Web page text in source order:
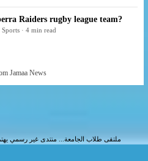
Raiders rugby league team?
Sports · 4 min read
Jamaa News
ملتقى طلاب الجامعة... منتدى غير رسمي